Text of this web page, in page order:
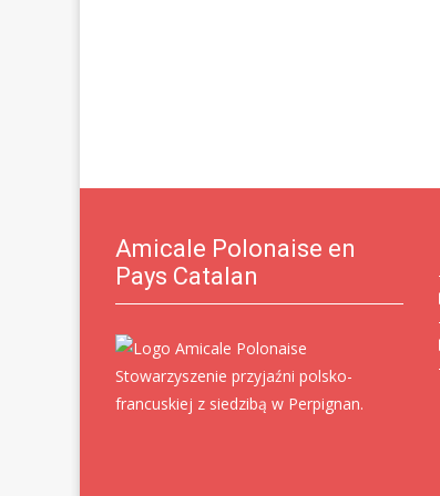
Amicale Polonaise en
Pays Catalan
Stowarzyszenie przyjaźni polsko-
francuskiej z siedzibą w Perpignan.